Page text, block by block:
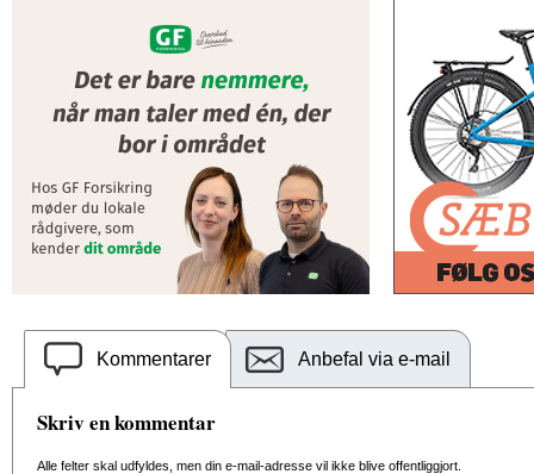
Kommentarer Anbefal via e-mail
Skriv en kommentar
Alle felter skal udfyldes, men din e-mail-adresse vil ikke blive offentliggjort.